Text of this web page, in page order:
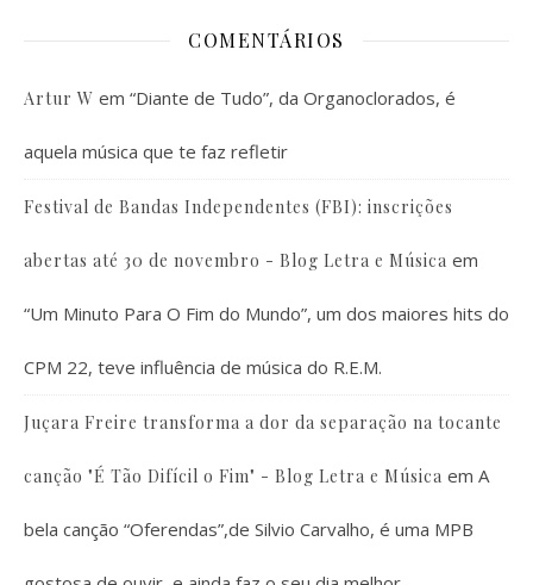
COMENTÁRIOS
Artur W em “Diante de Tudo”, da Organoclorados, é
aquela música que te faz refletir
Festival de Bandas Independentes (FBI): inscrições
abertas até 30 de novembro - Blog Letra e Música em
“Um Minuto Para O Fim do Mundo”, um dos maiores hits do
CPM 22, teve influência de música do R.E.M.
Juçara Freire transforma a dor da separação na tocante
canção "É Tão Difícil o Fim" - Blog Letra e Música em A
bela canção “Oferendas”,de Silvio Carvalho, é uma MPB